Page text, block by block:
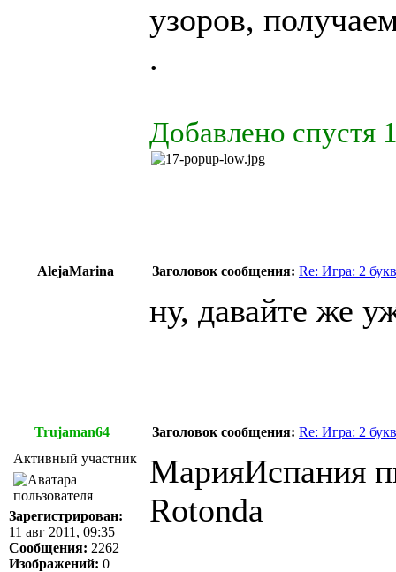
узоров,
.
Добавлено спустя
AlejaMarina Заголовок сообщения: Re: Игра: 2
ну, давайте же
Trujaman64 Заголовок сообщения: Re: Игра: 2
Активный участник
Зарегистрирован:
11 авг 2011, 09:35
Сообщения: 2262
Изображений: 0
МарияИспания
Rotonda